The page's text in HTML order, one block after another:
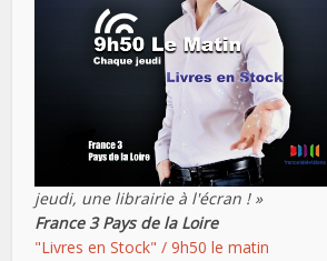
jeudi, une librairie à l'écran ! »
France 3 Pays de la Loire
"Livres en Stock" / 9h50 le matin